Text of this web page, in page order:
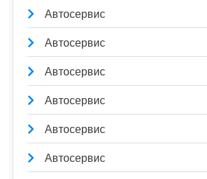
Автосервис
Автосервис
Автосервис
Автосервис
Автосервис
Автосервис